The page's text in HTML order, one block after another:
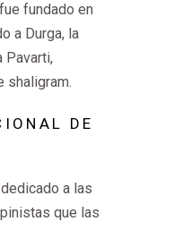
fundado en
a Durga, la
Pavarti,
shaligram.
DE
a las
que las